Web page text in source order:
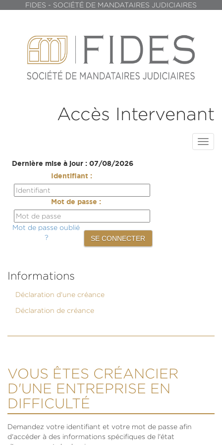
FIDES - SOCIÉTÉ DE MANDATAIRES JUDICIAIRES
Accès Intervenant
Dernière mise à jour : 07/08/2026
Identifiant :
Mot de passe :
Mot de passe oublié
?
Informations
Déclaration d'une créance
Déclaration de créance
VOUS ÊTES CRÉANCIER
D'UNE ENTREPRISE EN
DIFFICULTÉ
Demandez votre identifiant et votre mot de passe afin
d'accéder à des informations spécifiques de l'état